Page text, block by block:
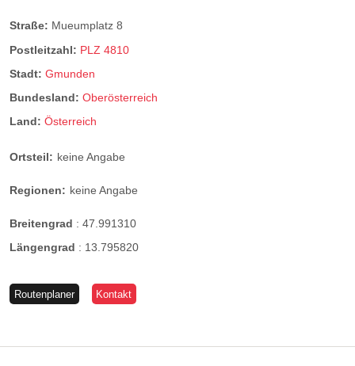
Straße: Mueumplatz 8
Postleitzahl: PLZ 4810
Stadt: Gmunden
Bundesland: Oberösterreich
Land: Österreich
Ortsteil: keine Angabe
Regionen: keine Angabe
Breitengrad : 47.991310
Längengrad : 13.795820
Routenplaner Kontakt